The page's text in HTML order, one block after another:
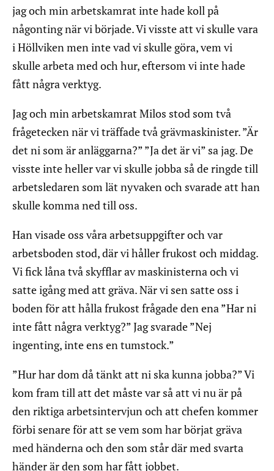
jag och min arbetskamrat inte hade koll på
någonting när vi började. Vi visste att vi skulle vara
i Höllviken men inte vad vi skulle göra, vem vi
skulle arbeta med och hur, eftersom vi inte hade
fått några verktyg.
Jag och min arbetskamrat Milos stod som två
frågetecken när vi träffade två grävmaskinister. ”Är
det ni som är anläggarna?” ”Ja det är vi” sa jag. De
visste inte heller var vi skulle jobba så de ringde till
arbetsledaren som lät nyvaken och svarade att han
skulle komma ned till oss.
Han visade oss våra arbetsuppgifter och var
arbetsboden stod, där vi håller frukost och middag.
Vi fick låna två skyfflar av maskinisterna och vi
satte igång med att gräva. När vi sen satte oss i
boden för att hålla frukost frågade den ena ”Har ni
inte fått några verktyg?” Jag svarade ”Nej
ingenting, inte ens en tumstock.”
”Hur har dom då tänkt att ni ska kunna jobba?” Vi
kom fram till att det måste var så att vi nu är på
den riktiga arbetsintervjun och att chefen kommer
förbi senare för att se vem som har börjat gräva
med händerna och den som står där med svarta
händer är den som har fått jobbet.